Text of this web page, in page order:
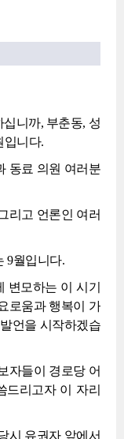
니까, 부춘동, 성
입니다.
동료 의원 여러분
리고 언론인 여러
9월입니다.
변모하는 이 시기
로움과 행복이 가
언을 시작하겠습
자들이 경로당 어
드리고자 이 자리
시 유권자 앞에서